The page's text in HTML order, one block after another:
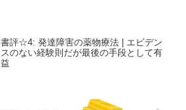
書評☆4: 発達障害の薬物療法 | エビデン
スのない経験則だが最後の手段として有
益